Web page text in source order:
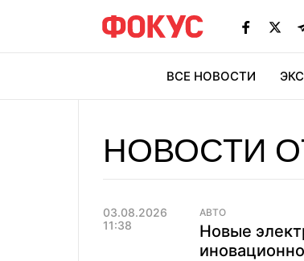
ВСЕ НОВОСТИ
НОВОСТИ
03.08.2026
11:38
АВТО
Новые